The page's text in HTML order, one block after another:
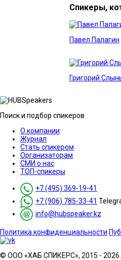
Спикеры,
Павел Палагин
Григорий
Поиск и подбор спикеров
О компании
Журнал
Стать спикером
Организаторам
СМИ о нас
ТОП-спикеры
+7 (495) 369-19-41
+7 (906) 785-33-41
info@hubspeaker.kz
Политика конфиденциальности
© ООО «ХАБ СПИКЕРС», 2015 -